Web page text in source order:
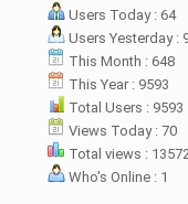
Users Today : 64
Users Yesterday :
This Month : 648
This Year : 9593
Total Users : 9593
Views Today : 70
Total views :
Who's Online : 1
bukan
pertama ke
ATR/
kunjungan
ATR/BPN
agraria di desa
壯陽藥台灣購物
犀利士壯陽藥線上購